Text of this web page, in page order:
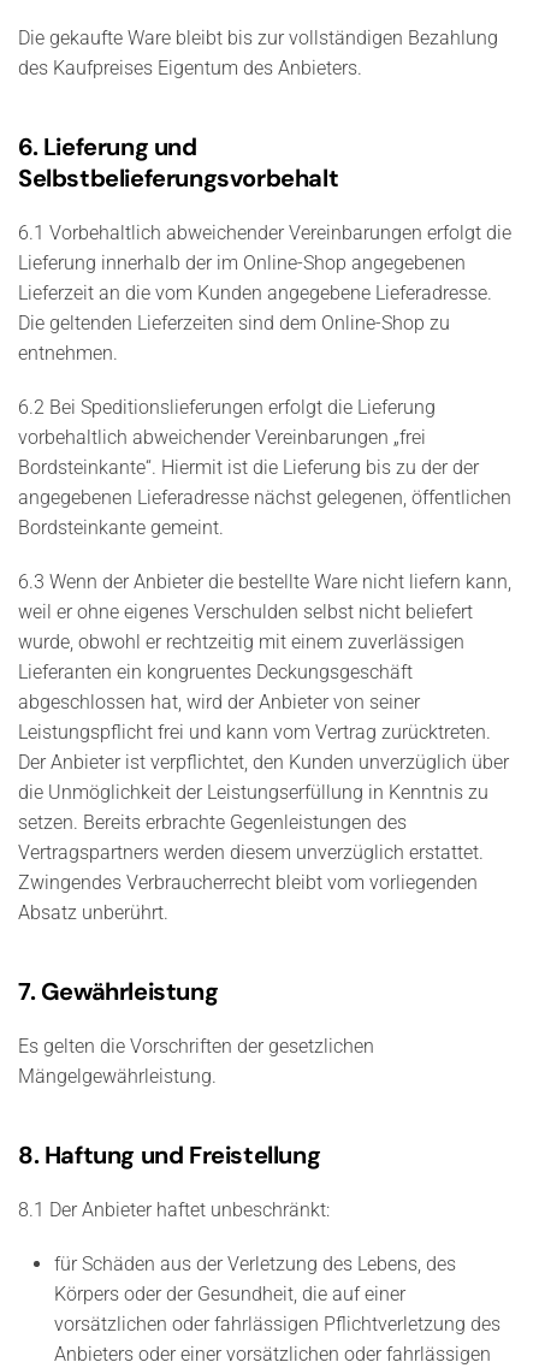
Die gekaufte Ware bleibt bis zur vollständigen Bezahlung
des Kaufpreises Eigentum des Anbieters.
6. Lieferung und
Selbstbelieferungsvorbehalt
6.1 Vorbehaltlich abweichender Vereinbarungen erfolgt die
Lieferung innerhalb der im Online-Shop angegebenen
Lieferzeit an die vom Kunden angegebene Lieferadresse.
Die geltenden Lieferzeiten sind dem Online-Shop zu
entnehmen.
6.2 Bei Speditionslieferungen erfolgt die Lieferung
vorbehaltlich abweichender Vereinbarungen „frei
Bordsteinkante“. Hiermit ist die Lieferung bis zu der der
angegebenen Lieferadresse nächst gelegenen, öffentlichen
Bordsteinkante gemeint.
6.3 Wenn der Anbieter die bestellte Ware nicht liefern kann,
weil er ohne eigenes Verschulden selbst nicht beliefert
wurde, obwohl er rechtzeitig mit einem zuverlässigen
Lieferanten ein kongruentes Deckungsgeschäft
abgeschlossen hat, wird der Anbieter von seiner
Leistungspflicht frei und kann vom Vertrag zurücktreten.
Der Anbieter ist verpflichtet, den Kunden unverzüglich über
die Unmöglichkeit der Leistungserfüllung in Kenntnis zu
setzen. Bereits erbrachte Gegenleistungen des
Vertragspartners werden diesem unverzüglich erstattet.
Zwingendes Verbraucherrecht bleibt vom vorliegenden
Absatz unberührt.
7. Gewährleistung
Es gelten die Vorschriften der gesetzlichen
Mängelgewährleistung.
8. Haftung und Freistellung
8.1 Der Anbieter haftet unbeschränkt:
für Schäden aus der Verletzung des Lebens, des
Körpers oder der Gesundheit, die auf einer
vorsätzlichen oder fahrlässigen Pflichtverletzung des
Anbieters oder einer vorsätzlichen oder fahrlässigen